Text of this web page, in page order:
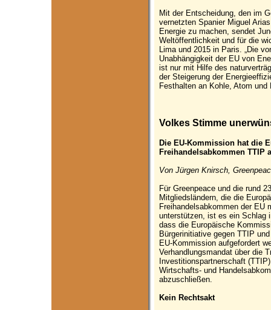
Mit der Entscheidung, den im
vernetzten Spanier Miguel
Energie zu machen, sendet
Weltöffentlichkeit und für die
Lima und 2015 in Paris. „Die
Unabhängigkeit der EU von
ist nur mit Hilfe des
der Steigerung der
Festhalten an Kohle, Atom und
Volkes Stimme
Die EU-Kommission hat die
Freihandelsabkommen TTIP
Von Jürgen Knirsch,
Für Greenpeace und die rund
Mitgliedsländern, die die
Freihandelsabkommen der EU
unterstützen, ist es ein Schlag
dass die Europäische
Bürgerinitiative gegen TTIP
EU-Kommission aufgefordert
Verhandlungsmandat über die
Investitionspartnerschaft
Wirtschafts- und
abzuschließen.
Kein Rechtsakt